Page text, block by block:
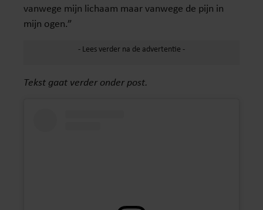
vanwege mijn lichaam maar vanwege de pijn in
mijn ogen.”
Tekst gaat verder onder post.